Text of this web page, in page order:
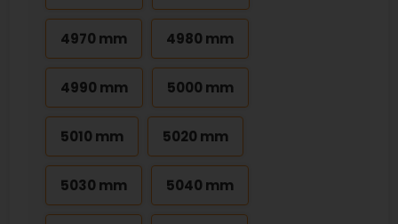
4970 mm 4980 mm
4990 mm 5000 mm
5010 mm 5020 mm
5030 mm 5040 mm